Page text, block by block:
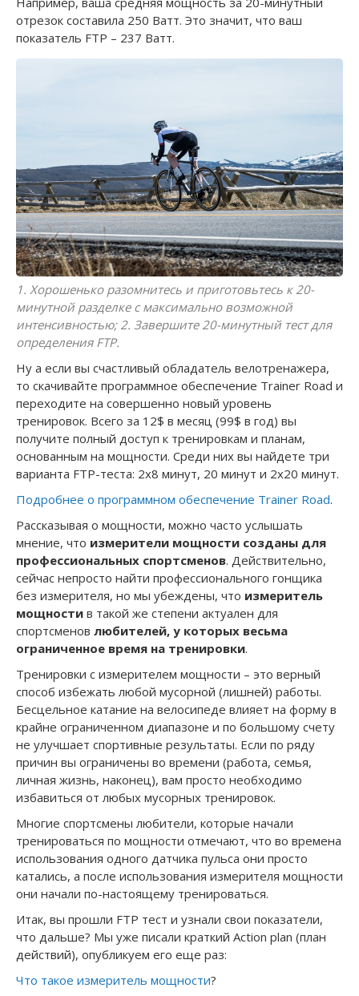
отрезок составила 250 Ватт. Это значит, что ваш
показатель FTP – 237 Ватт.
1. Хорошенько разомнитесь и приготовьтесь к 20-
минутной разделке с максимально возможной
интенсивностью; 2. Завершите 20-минутный тест для
определения FTP.
Ну а если вы счастливый обладатель велотренажера,
то скачивайте программное обеспечение Trainer Road и
переходите на совершенно новый уровень
тренировок. Всего за 12$ в месяц (99$ в год) вы
получите полный доступ к тренировкам и планам,
основанным на мощности. Среди них вы найдете три
варианта FTP-теста: 2х8 минут, 20 минут и 2х20 минут.
Подробнее о программном обеспечение Trainer Road.
Рассказывая о мощности, можно часто услышать
мнение, что измерители мощности созданы для
профессиональных спортсменов. Действительно,
сейчас непросто найти профессионального гонщика
без измерителя, но мы убеждены, что измеритель
мощности в такой же степени актуален для
спортсменов любителей, у которых весьма
ограниченное время на тренировки.
Тренировки с измерителем мощности – это верный
способ избежать любой мусорной (лишней) работы.
Бесцельное катание на велосипеде влияет на форму в
крайне ограниченном диапазоне и по большому счету
не улучшает спортивные результаты. Если по ряду
причин вы ограничены во времени (работа, семья,
личная жизнь, наконец), вам просто необходимо
избавиться от любых мусорных тренировок.
Многие спортсмены любители, которые начали
тренироваться по мощности отмечают, что во времена
использования одного датчика пульса они просто
катались, а после использования измерителя мощности
они начали по-настоящему тренироваться.
Итак, вы прошли FTP тест и узнали свои показатели,
что дальше? Мы уже писали краткий Action plan (план
действий), опубликуем его еще раз:
Что такое измеритель мощности?